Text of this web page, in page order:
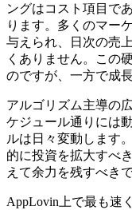
ングはコスト項目で
ります。多くのマー
与えられ、日次の売
くありません。この
のですが、一方で成
アルゴリズム主導の
ケジュール通りには
ルは日々変動します
的に投資を拡大すべ
えて余力を残すべきで
AppLovin上で最も速